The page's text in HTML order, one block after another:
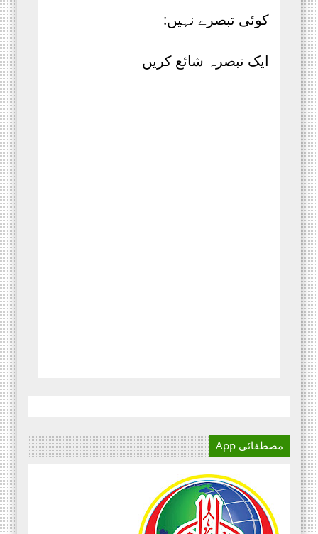
کوئی تبصرے نہیں:
ایک تبصرہ شائع کریں
مصطفائی App